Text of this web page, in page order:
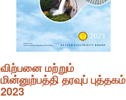
விற்பனை மற்றும்
மின்னுற்பத்தி தரவுப் புத்தகம்
2023